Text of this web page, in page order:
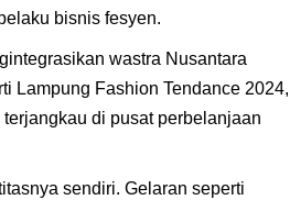
bisnis fesyen.
wastra Nusantara
Lampung Fashion Tendance 2024,
di pusat perbelanjaan
sendiri. Gelaran seperti